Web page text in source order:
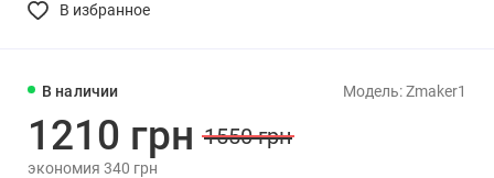
В избранное
В наличии Модель: Zmaker1
1210 грн 1550 грн
экономия 340 грн